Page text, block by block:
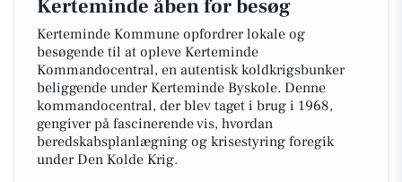
Kerteminde åben for besøg
Kerteminde Kommune opfordrer lokale og
besøgende til at opleve Kerteminde
Kommandocentral, en autentisk koldkrigsbunker
beliggende under Kerteminde Byskole. Denne
kommandocentral, der blev taget i brug i 1968,
gengiver på fascinerende vis, hvordan
beredskabsplanlægning og krisestyring foregik
under Den Kolde Krig.